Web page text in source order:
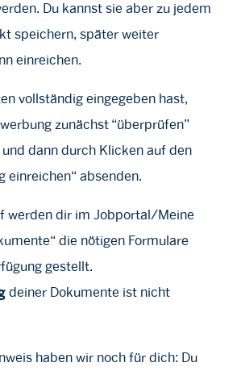
Du kannst sie aber zu jedem
speichern, später weiter
einreichen.
vollständig eingegeben hast,
zunächst “überprüfen”
dann durch Klicken auf den
einreichen“ absenden.
werden dir im Jobportal/Meine
die nötigen Formulare
gestellt.
deiner Dokumente ist nicht
haben wir noch für dich: Du